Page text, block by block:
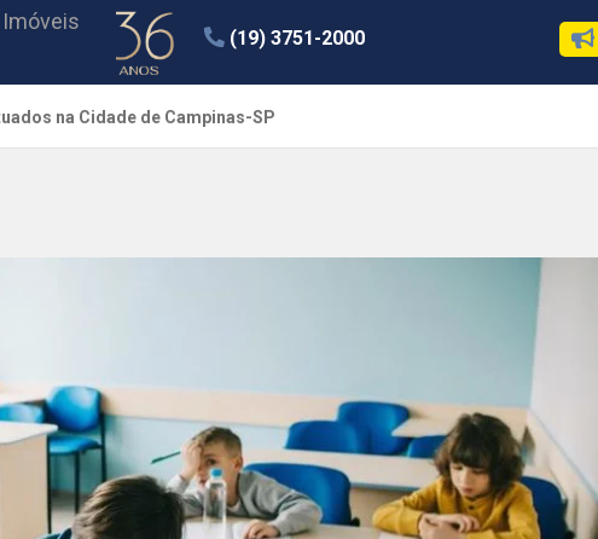
(19) 3751-2000
na Cidade de Campinas-SP